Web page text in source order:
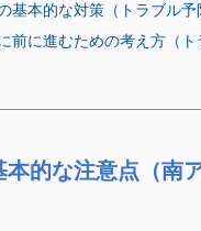
基本的な対策（トラブル予
前に進むための考え方（
的な注意点（南